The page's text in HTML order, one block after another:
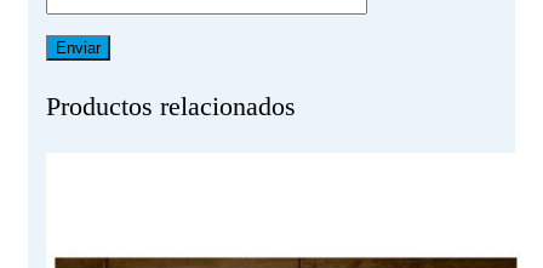
Productos relacionados